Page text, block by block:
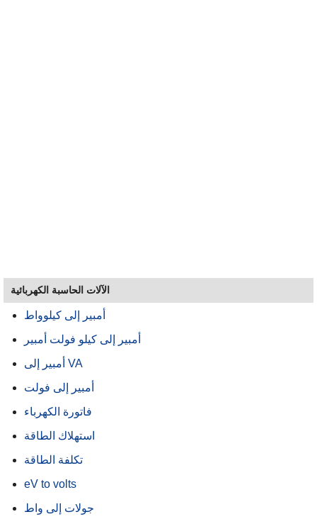
الآلات الحاسبة الكهربائية
أمبير إلى كيلوواط
أمبير إلى كيلو فولت أمبير
أمبير إلى VA
أمبير إلى فولت
فاتورة الكهرباء
استهلاك الطاقة
تكلفة الطاقة
eV to volts
جولات إلى واط